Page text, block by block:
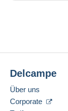
Delcampe
Über uns
Corporate